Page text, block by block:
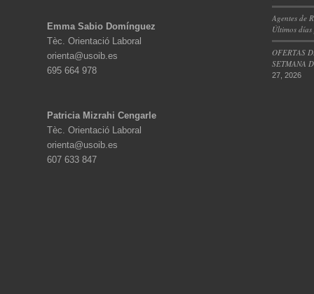
Emma Sabio Domínguez
Tèc. Orientació Laboral
orienta@usoib.es
695 664 978
Patricia Mizrahi Cengarle
Tèc. Orientació Laboral
orienta@usoib.es
607 633 847
Agentes de
Últimos
OFERTAS
SETMANA
27, 2026